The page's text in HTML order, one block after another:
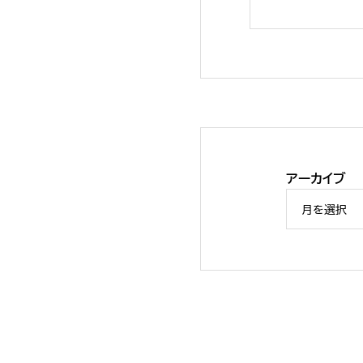
FANPS「ソリュー
アーカイブ
月を選択